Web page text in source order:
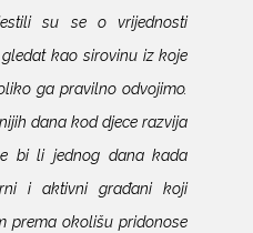
su se o vrijednosti
kao sirovinu iz koje
ga pravilno odvojimo.
dana kod djece razvija
bi li jednog dana kada
i aktivni građani koji
prema okolišu pridonose